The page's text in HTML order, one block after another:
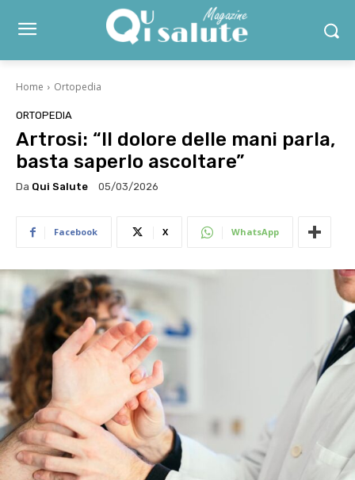
Home Ortopedia
ORTOPEDIA
Artrosi: “Il dolore delle mani parla,
basta saperlo ascoltare”
Da Qui Salute 05/03/2026
Facebook X WhatsApp